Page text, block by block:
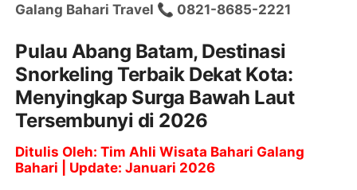
Galang Bahari Travel 📞 0821-8685-2221
Pulau Abang Batam, Destinasi
Snorkeling Terbaik Dekat Kota:
Menyingkap Surga Bawah Laut
Tersembunyi di 2026
Ditulis Oleh: Tim Ahli Wisata Bahari Galang
Bahari | Update: Januari 2026